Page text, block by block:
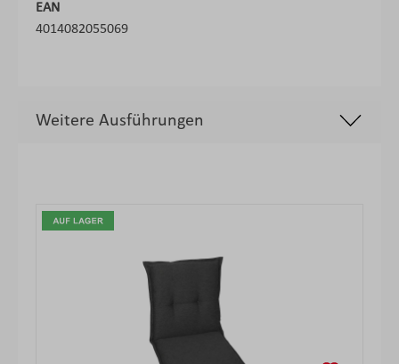
EAN
4014082055069
Weitere Ausführungen